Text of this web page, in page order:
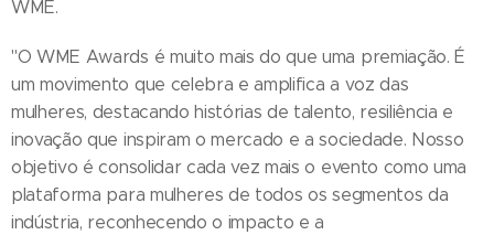
WME.
"O WME Awards é muito mais do que uma premiação. É
um movimento que celebra e amplifica a voz das
mulheres, destacando histórias de talento, resiliência e
inovação que inspiram o mercado e a sociedade. Nosso
objetivo é consolidar cada vez mais o evento como uma
plataforma para mulheres de todos os segmentos da
indústria, reconhecendo o impacto e a